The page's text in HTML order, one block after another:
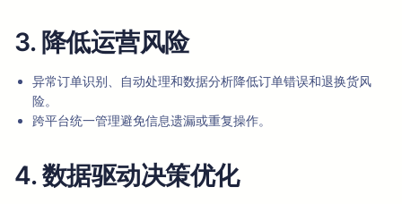
3. 降低运营风险
异常订单识别、自动处理和数据分析降低订单错误和退换货风
险。
跨平台统一管理避免信息遗漏或重复操作。
4. 数据驱动决策优化